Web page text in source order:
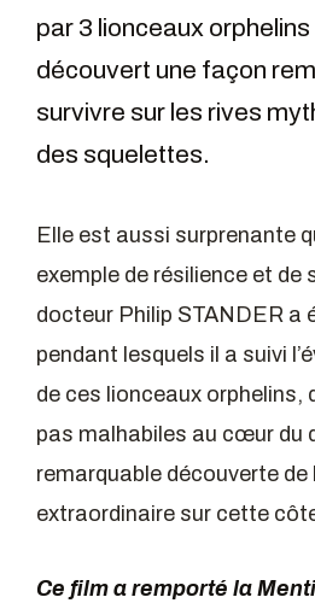
par 3 lionceaux orphelins
découvert une façon
survivre sur les rives
des squelettes.
Elle est aussi surprenante
exemple de résilience et de
docteur Philip STANDER a
pendant lesquels il a suivi
de ces lionceaux orphelins,
pas malhabiles au cœur du
remarquable découverte de
extraordinaire sur cette
Ce film a remporté la